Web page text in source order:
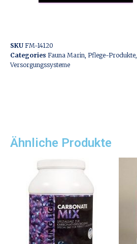
SKU FM-14120
Categories Fauna Marin, Pflege-Produkte,
Versorgungssysteme
Ähnliche Produkte